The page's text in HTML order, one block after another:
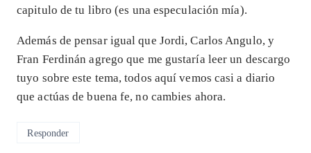
capitulo de tu libro (es una especulación mía).
Además de pensar igual que Jordi, Carlos Angulo, y
Fran Ferdinán agrego que me gustaría leer un descargo
tuyo sobre este tema, todos aquí vemos casi a diario
que actúas de buena fe, no cambies ahora.
Responder